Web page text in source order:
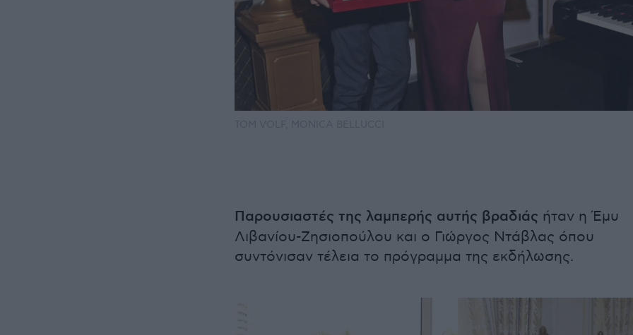
Παρουσιαστές της λαμπερής αυτής βραδιάς ήταν η Έμυ
Λιβανίου-Ζησιοπούλου και ο Γιώργος Ντάβλας όπου
συντόνισαν τέλεια το πρόγραμμα της εκδήλωσης.